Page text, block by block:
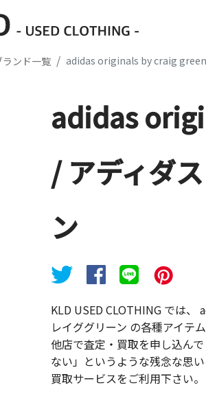
ンド一覧 adidas originals by craig green
adidas
/ アディダ
ン
KLD USED CLOTHING では
レイググリーン の各種アイテ
他店で査定・買取を申し込ん
ない」というような残念な思
買取サービスをご利用下さい。